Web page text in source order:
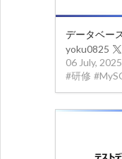
データベー
yoku0825
06 July, 2025
#研修 #